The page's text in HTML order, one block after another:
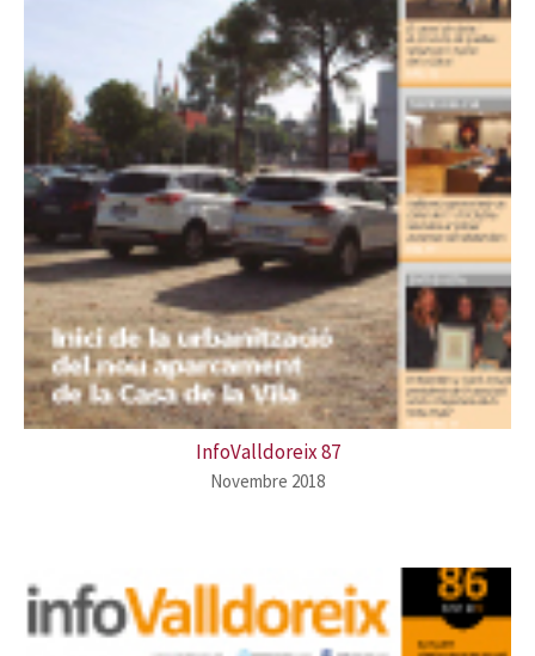
InfoValldoreix 87
Novembre 2018